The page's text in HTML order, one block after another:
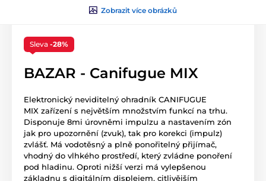
Zobrazit více obrázků
Sleva -28%
BAZAR - Canifugue MIX
Elektronický neviditelný ohradník CANIFUGUE
MIX zařízení s největším množstvím funkcí na trhu.
Disponuje 8mi úrovněmi impulzu a nastavením zón
jak pro upozornění (zvuk), tak pro korekci (impulz)
zvlášť. Má vodotěsný a plně ponořitelný přijímač,
vhodný do vlhkého prostředí, který zvládne ponoření
pod hladinu. Oproti nižší verzi má vylepšenou
základnu s digitálním displejem, citlivějším